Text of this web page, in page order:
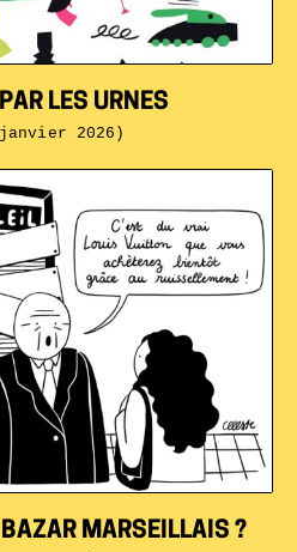
BAZAR MARSEILLAIS ?
LES URNES
2026)